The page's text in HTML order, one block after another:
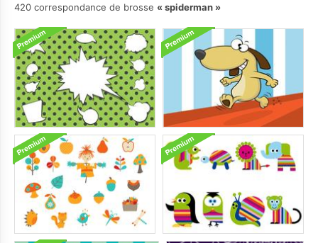
420 correspondance de brosse
spiderman